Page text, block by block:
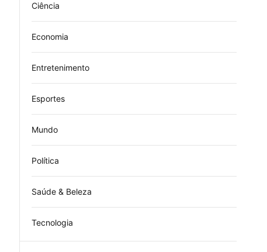
Ciência
Economia
Entretenimento
Esportes
Mundo
Política
Saúde & Beleza
Tecnologia